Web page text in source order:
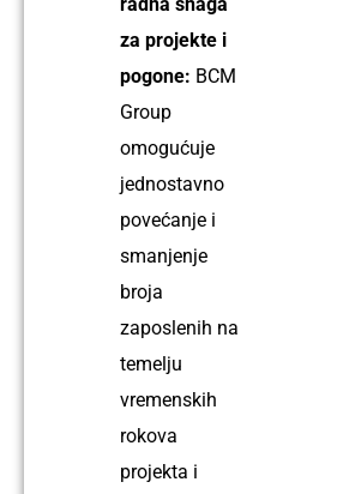
za projekte i
pogone: BCM
Group
omogućuje
jednostavno
povećanje i
smanjenje
broja
zaposlenih na
temelju
vremenskih
rokova
projekta i